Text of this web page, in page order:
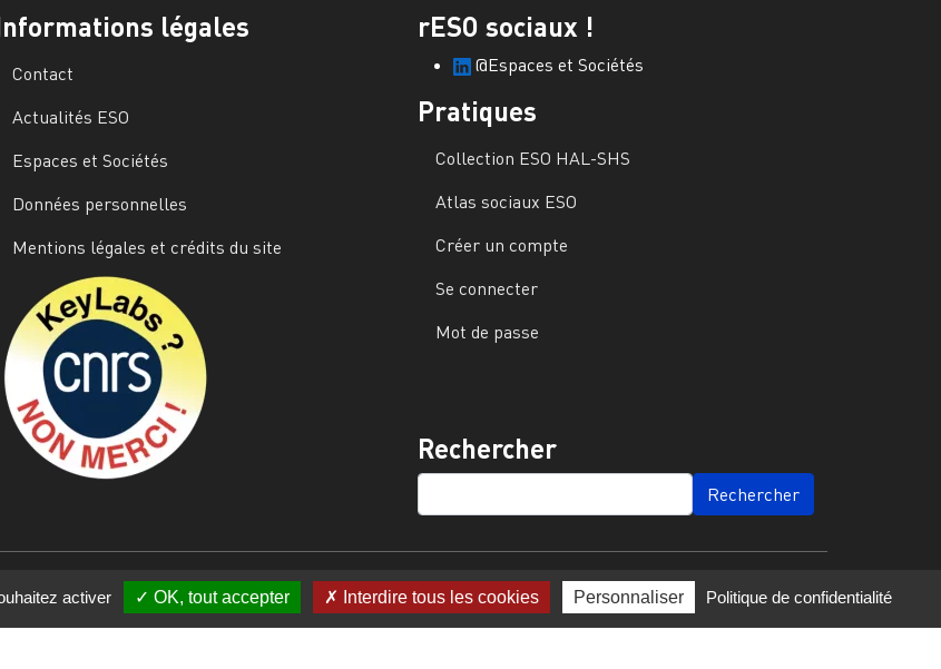
légales
Contact
Actualités ESO
Espaces et Sociétés
Données personnelles
Mentions légales et crédits du site
rESO sociaux !
@Espaces et Sociétés
Pratiques
Collection ESO HAL-SHS
Atlas sociaux ESO
Créer un compte
Se connecter
Mot de passe
Rechercher
SEARCH
activer OK, tout accepter Interdire tous les cookies Personnaliser Politique de confidentialité